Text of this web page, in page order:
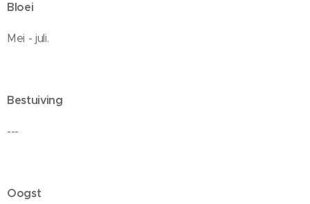
Bloei
Mei - juli.
Bestuiving
---
Oogst